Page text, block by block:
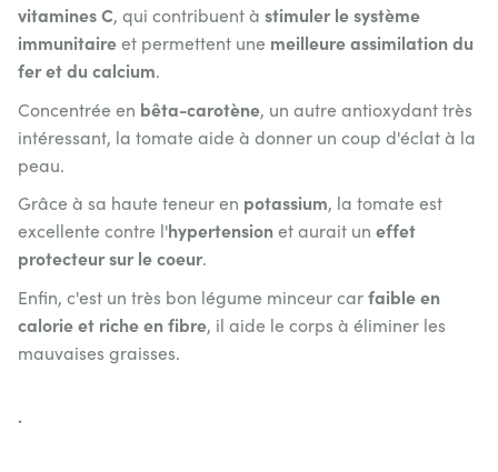
vitamines C, qui contribuent à stimuler le système
immunitaireet permettent une meilleure assimilation du
fer et du calcium.
Concentrée en bêta-carotène, un autre antioxydant très
intéressant, la tomate aide à donner un coup d'éclat à la
peau.
Grâce à sa haute teneur en potassium, la tomate est
excellente contre l'hypertensionet aurait un effet
protecteur sur le coeur.
Enfin, c'est un très bon légume minceur carfaible en
calorie et riche en fibre, il aide le corps à éliminer les
mauvaises graisses.
.